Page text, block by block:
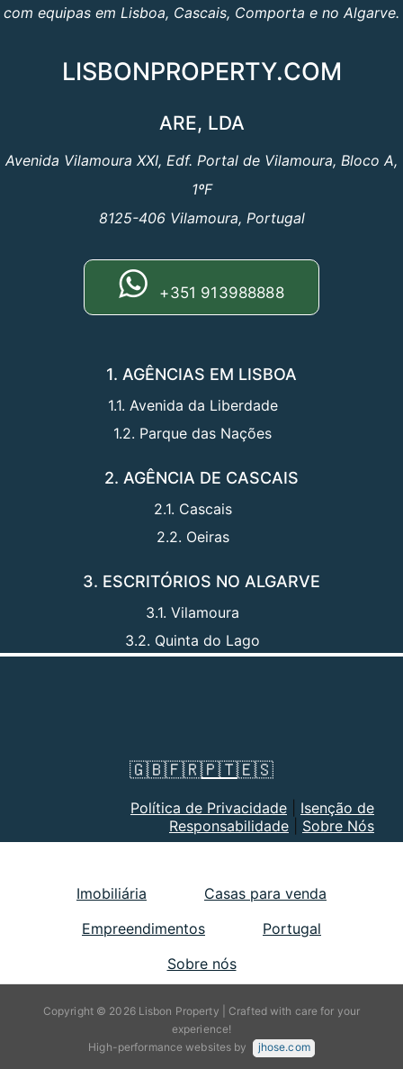
com equipas em Lisboa, Cascais, Comporta e no Algarve.
LISBONPROPERTY.COM
ARE, LDA
Avenida Vilamoura XXI, Edf. Portal de Vilamoura, Bloco A,
1ºF
8125-406 Vilamoura, Portugal
+351 913988888
1. AGÊNCIAS EM LISBOA
1.1. Avenida da Liberdade
1.2. Parque das Nações
2. AGÊNCIA DE CASCAIS
2.1. Cascais
2.2. Oeiras
3. ESCRITÓRIOS NO ALGARVE
3.1. Vilamoura
3.2. Quinta do Lago
🇬🇧🇫🇷🇵🇹🇪🇸
Política de Privacidade
Isenção de
Responsabilidade
Sobre Nós
Imobiliária
Casas para venda
Empreendimentos
Portugal
Sobre nós
Copyright © 2026 Lisbon Property | Crafted with care for your
experience!
High-performance websites by
jhose.com